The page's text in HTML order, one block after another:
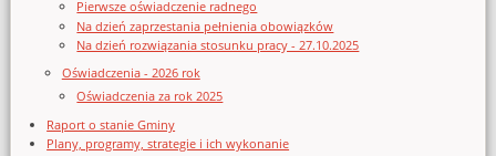
Pierwsze oświadczenie radnego
Na dzień zaprzestania pełnienia obowiązków
Na dzień rozwiązania stosunku pracy - 27.10.2025
Oświadczenia - 2026 rok
Oświadczenia za rok 2025
Raport o stanie Gminy
Plany, programy, strategie i ich wykonanie